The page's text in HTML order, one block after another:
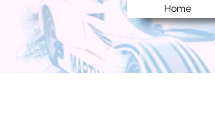
Home